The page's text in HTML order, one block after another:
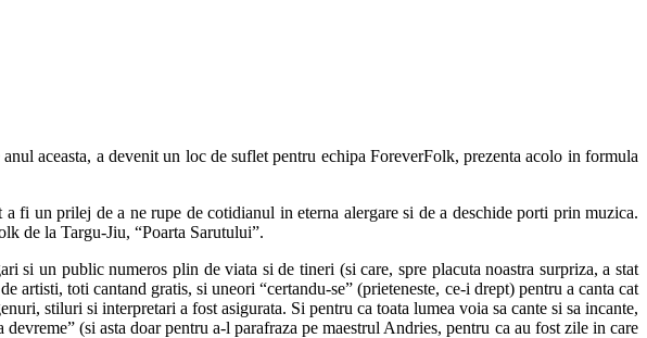
aceasta, a devenit un loc de suflet pentru echipa ForeverFolk, prezenta acolo in formula
a fi un prilej de a ne rupe de cotidianul in eterna alergare si de a deschide porti prin muzica.
de la Targu-Jiu, “Poarta Sarutului”.
si un public numeros plin de viata si de tineri (si care, spre placuta noastra surpriza, a stat
toti cantand gratis, si uneori “certandu-se” (prieteneste, ce-i drept) pentru a canta cat
stiluri si interpretari a fost asigurata. Si pentru ca toata lumea voia sa cante si sa incante,
(si asta doar pentru a-l parafraza pe maestrul Andries, pentru ca au fost zile in care